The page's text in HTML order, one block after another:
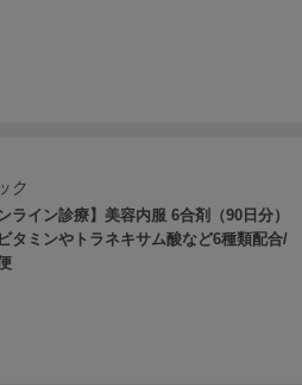
ク
ンライン診療】美容内服 6合剤（90日分）
タミンやトラネキサム酸など6種類配合/